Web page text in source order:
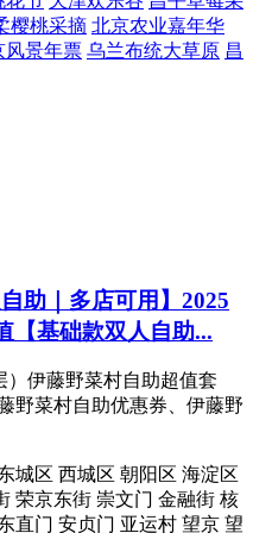
樱桃采摘 北京农业嘉年华
风景年票 乌兰布统大草原 昌
助｜多店可用】2025
【基础款双人自助...
）伊藤野菜村自助超值套
野菜村自助优惠券、伊藤野
城区 西城区 朝阳区 海淀区
荣京东街 崇文门 金融街 核
直门 安贞门 亚运村 望京 望